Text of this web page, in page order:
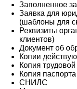
Заполненное
Заявка для
(шаблоны для
Реквизиты
клиентов)
Документ об
Копии
Копия
Копия паспорта
СНИЛС